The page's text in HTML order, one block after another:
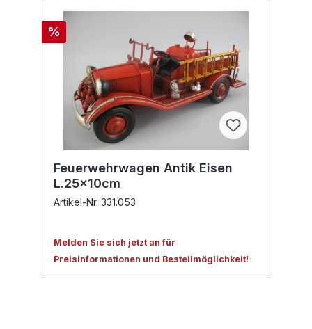
%
Feuerwehrwagen Antik Eisen
L.25x10cm
Artikel-Nr. 331.053
Melden Sie sich jetzt an für
Preisinformationen und Bestellmöglichkeit!